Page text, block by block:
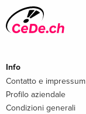
Info
Contatto e impressum
Profilo aziendale
Condizioni generali